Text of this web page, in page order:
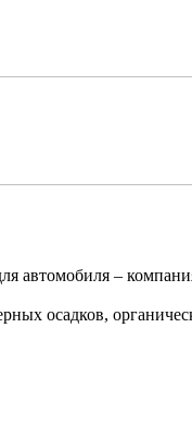
автомобиля –
осадков,